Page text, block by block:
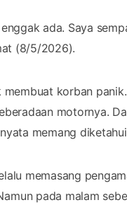
ada. Saya
(8/5/2026).
korban
motornya.
memang
memasang
pada malam